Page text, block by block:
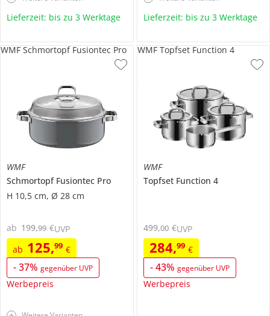
Lieferzeit: bis zu 3 Werktage Lieferzeit: bis zu 3 Werktage
WMF
Schmortopf Fusiontec Pro
H 10,5 cm, Ø 28 cm
ab 125,99 €
-37% gegenüber UVP
Werbepreis
ab 199,99 €UVP
WMF Schmortopf Fusiontec Pro
WMF
Topfset Function 4
284,99 €
-43% gegenüber UVP
Werbepreis
499,00 €UVP
WMF Topfset Function 4